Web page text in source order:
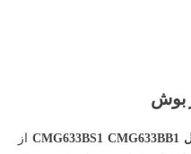
بوش
CMG633BS1 CMG633BB1 از